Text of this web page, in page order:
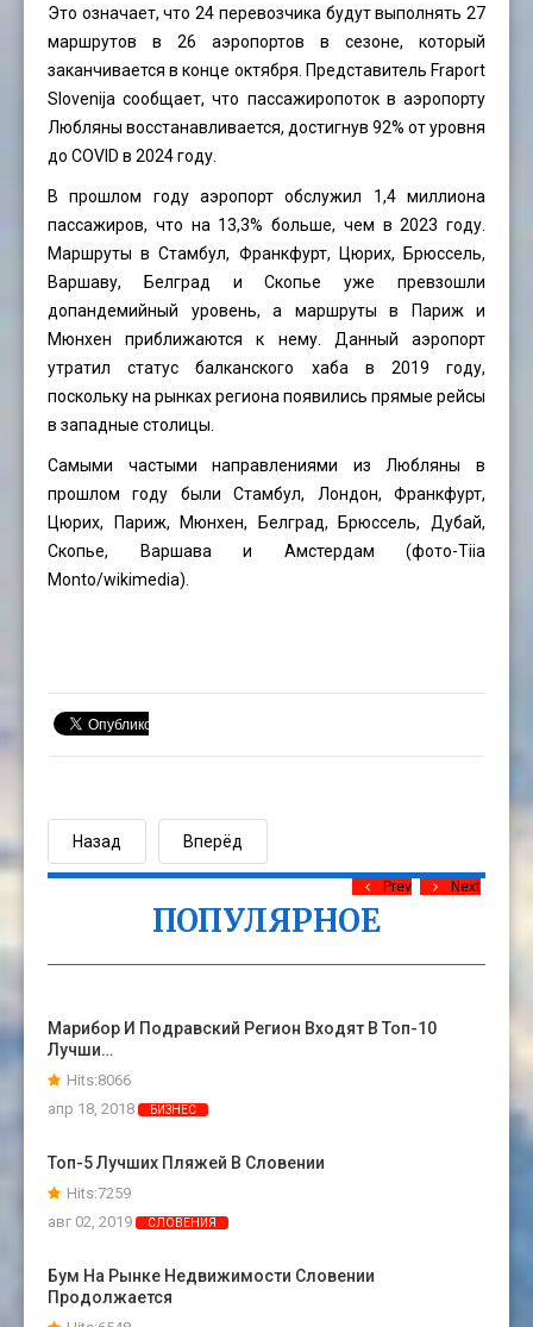
Это означает, что 24 перевозчика будут выполнять 27
маршрутов в 26 аэропортов в сезоне, который
заканчивается в конце октября. Представитель Fraport
Slovenija сообщает, что пассажиропоток в аэропорту
Любляны восстанавливается, достигнув 92% от уровня
до COVID в 2024 году.
В прошлом году аэропорт обслужил 1,4 миллиона
пассажиров, что на 13,3% больше, чем в 2023 году.
Маршруты в Стамбул, Франкфурт, Цюрих, Брюссель,
Варшаву, Белград и Скопье уже превзошли
допандемийный уровень, а маршруты в Париж и
Мюнхен приближаются к нему. Данный аэропорт
утратил статус балканского хаба в 2019 году,
поскольку на рынках региона появились прямые рейсы
в западные столицы.
Самыми частыми направлениями из Любляны в
прошлом году были Стамбул, Лондон, Франкфурт,
Цюрих, Париж, Мюнхен, Белград, Брюссель, Дубай,
Скопье, Варшава и Амстердам (фото-Tiia
Monto/wikimedia).
Назад Вперёд
ПОПУЛЯРНОЕ
Prev Next
Марибор И Подравский Регион Входят В Топ-10
Лучши…
Hits:8066
апр 18, 2018
БИЗНЕС
Топ-5 Лучших Пляжей В Словении
Hits:7259
авг 02, 2019
СЛОВЕНИЯ
Бум На Рынке Недвижимости Словении
Продолжается